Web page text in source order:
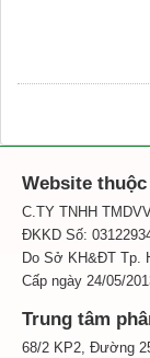
Website
C.TY TNHH
ĐKKD Số:
Do Sở KH&ĐT Tp.
Cấp ngày 24/05/
Trung tâm
68/2 KP2, Đường